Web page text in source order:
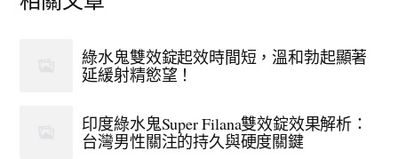
綠水鬼雙效錠起效時間短，溫和勃起顯著
延緩射精慾望！
印度綠水鬼Super Filana雙效錠效果解析：
台灣男性關注的持久與硬度關鍵